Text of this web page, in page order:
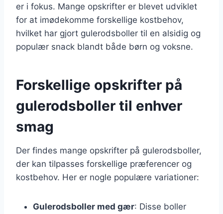
er i fokus. Mange opskrifter er blevet udviklet
for at imødekomme forskellige kostbehov,
hvilket har gjort gulerodsboller til en alsidig og
populær snack blandt både børn og voksne.
Forskellige opskrifter på
gulerodsboller til enhver
smag
Der findes mange opskrifter på gulerodsboller,
der kan tilpasses forskellige præferencer og
kostbehov. Her er nogle populære variationer:
Gulerodsboller med gær: Disse boller